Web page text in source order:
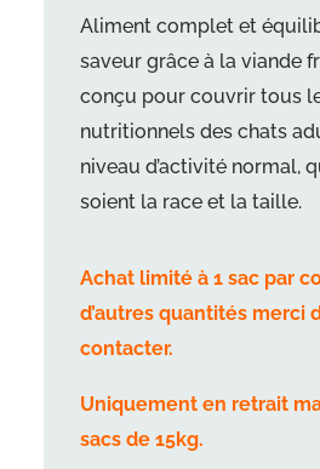
Aliment complet et
saveur grâce à la viande
conçu pour couvrir tous
nutritionnels des chats
niveau d’activité normal,
soient la race et la taille.
Achat limité à 1 sac par
d’autres quantités merci
contacter.
Uniquement en retrait
sacs de 15kg.